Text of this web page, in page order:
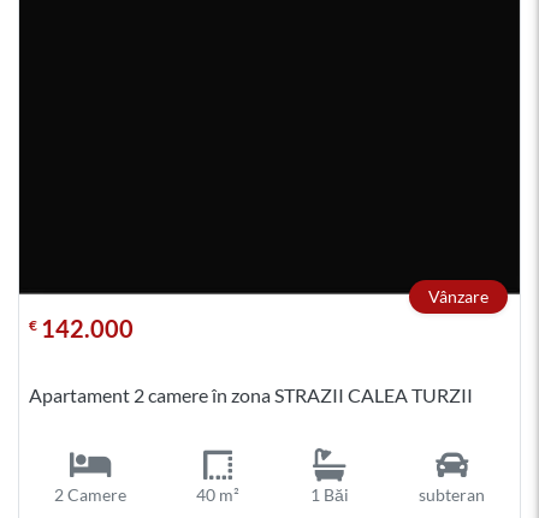
Vânzare
€ 142.000
Apartament 2 camere în zona STRAZII CALEA TURZII
2 Camere 40 m² 1 Băi subteran